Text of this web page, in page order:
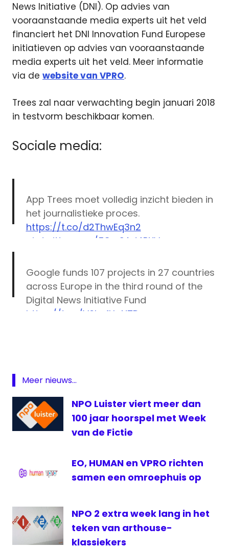
News Initiative (DNI). Op advies van
vooraanstaande media experts uit het veld
financiert het DNI Innovation Fund Europese
initiatieven op advies van vooraanstaande
media experts uit het veld. Meer informatie
via de website van VPRO.
Trees zal naar verwachting begin januari 2018
in testvorm beschikbaar komen.
Sociale media:
App Trees moet volledig inzicht bieden in
het journalistieke proces.
https://t.co/d2ThwEq3n2
pic.twitter.com/58mSAd4PXV
— Stimuleringsfonds voor de Journalistiek
(@SVDJnieuws)July 7, 2017
Google funds 107 projects in 27 countries
across Europe in the third round of the
Digital News Initiative Fund
https://t.co/V6hvfHgNTD
journalistiek
Trees
VPRO
Meer nieuws...
NPO Luister viert meer dan
100 jaar hoorspel met Week
van de Fictie
EO, HUMAN en VPRO richten
samen een omroephuis op
NPO 2 extra week lang in het
teken van arthouse-
klassiekers